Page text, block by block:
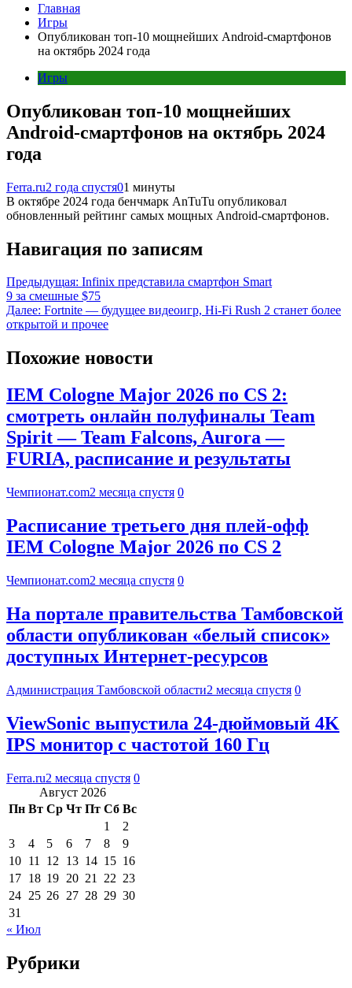
Главная
Игры
Опубликован топ-10 мощнейших Android-смартфонов
на октябрь 2024 года
Игры
Опубликован топ-10 мощнейших
Android-смартфонов на октябрь 2024
года
Ferra.ru2 года спустя01 минуты
В октябре 2024 года бенчмарк AnTuTu опубликовал
обновленный рейтинг самых мощных Android-смартфонов.
Навигация по записям
Предыдущая: Infinix представила смартфон Smart
9 за смешные $75
Далее: Fortnite — будущее видеоигр, Hi-Fi Rush 2 станет более
открытой и прочее
Похожие новости
IEM Cologne Major 2026 по CS 2:
смотреть онлайн полуфиналы Team
Spirit — Team Falcons, Aurora —
FURIA, расписание и результаты
Чемпионат.com2 месяца спустя 0
Расписание третьего дня плей-офф
IEM Cologne Major 2026 по CS 2
Чемпионат.com2 месяца спустя 0
На портале правительства Тамбовской
области опубликован «белый список»
доступных Интернет-ресурсов
Администрация Тамбовской области2 месяца спустя 0
ViewSonic выпустила 24-дюймовый 4K
IPS монитор с частотой 160 Гц
Ferra.ru2 месяца спустя 0
Август 2026
Пн Вт Ср Чт Пт Сб Вс
1
2
3
4 5 6 7 8
9
10 11 12 13 14 15 16
17 18 19 20 21 22 23
24 25 26 27 28 29 30
31
« Июл
Рубрики